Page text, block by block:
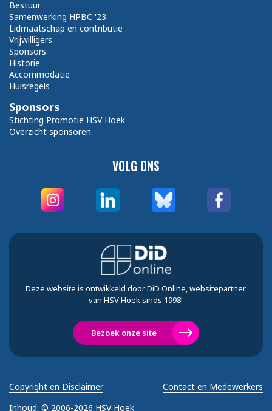
VOLG ONS
Bestuur
Samenwerking HPBC '23
Lidmaatschap en contributie
Vrijwilligers
Sponsors
Historie
Accommodatie
Huisregels
Sponsors
Stichting Promotie HSV Hoek
Overzicht sponsoren
Deze website is ontwikkeld door DiD Online, websitepartner
van HSV Hoek sinds 1998!
Bezoek onze site
Inhoud: © 2006-2026 HSV Hoek
Copyright en Disclaimer Contact en Medewerkers